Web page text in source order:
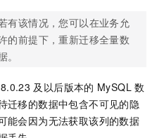
有该情况，您可以在业务允
的前提下，重新迁移全量数
。
8.0.23 及以后版本的 MySQL 数
迁移的数据中包含不可见的隐
能会因为无法获取该列的数据